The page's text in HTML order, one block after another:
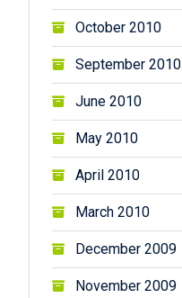
October 2010
September 2010
June 2010
May 2010
April 2010
March 2010
December 2009
November 2009